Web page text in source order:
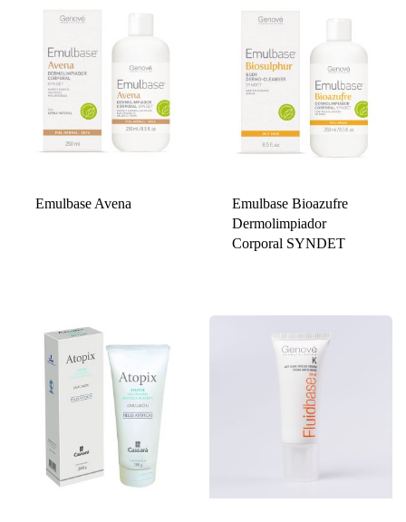
Emulbase Avena
Emulbase Bioazufre
Dermolimpiador
Corporal SYNDET